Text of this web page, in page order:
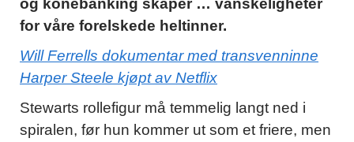
for våre forelskede heltinner.
Will Ferrells dokumentar med transvenninne
Harper Steele kjøpt av Netflix
Stewarts rollefigur må temmelig langt ned i
spiralen, før hun kommer ut som et friere, men